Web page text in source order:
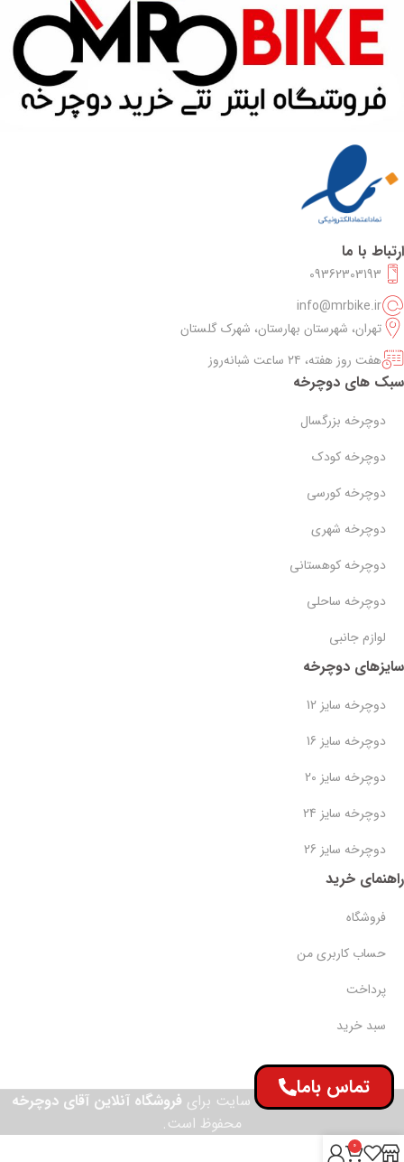
ارتباط با ما
09362303193
info@mrbike.ir
تهران، شهرستان بهارستان، شهرک گلستان
هفت روز هفته، ۲۴ ساعت شبانه‌روز
تماس باما
سبک های دوچرخه
دوچرخه بزرگسال
دوچرخه کودک
دوچرخه کورسی
دوچرخه شهری
دوچرخه کوهستانی
دوچرخه ساحلی
لوازم جانبی
سایزهای دوچرخه
دوچرخه سایز 12
دوچرخه سایز 16
دوچرخه سایز 20
دوچرخه سایز 24
دوچرخه سایز 26
راهنمای خرید
فروشگاه
حساب کاربری من
پرداخت
سبد خرید
© تمامی حقوق این وب سایت برای فروشگاه آنلاین آقای دوچرخه
محفوظ است.
0